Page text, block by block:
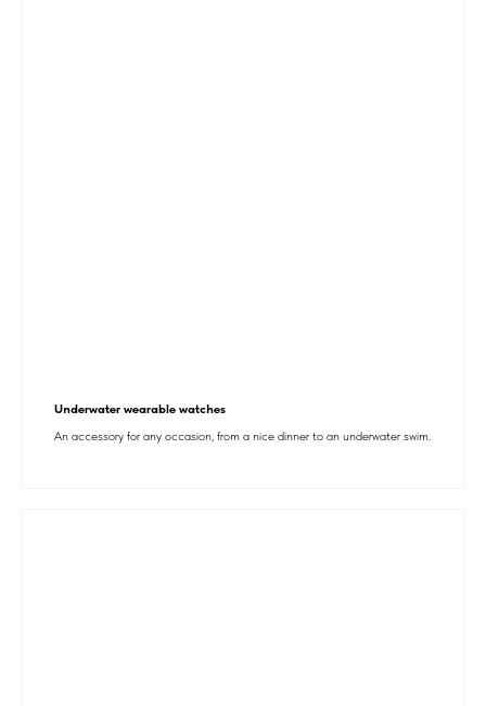
Underwater wearable watches
An accessory for any occasion, from a nice dinner to an underwater swim.